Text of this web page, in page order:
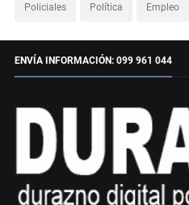
Policiales Política Empleo
ENVÍA INFORMACIÓN: 099 961 044